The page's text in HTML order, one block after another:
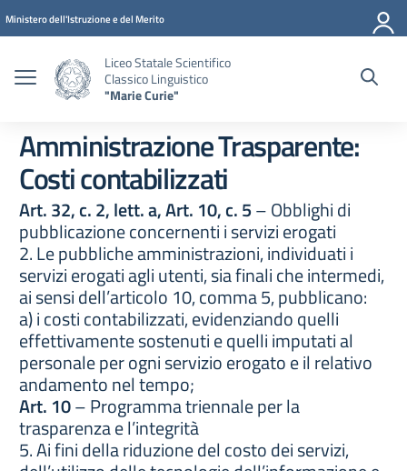
Vai ai contenuti
Vai al menu di navigazione
Vai al footer
Ministero dell'Istruzione e del Merito
Liceo Statale Scientifico
Classico Linguistico
"Marie Curie"
Amministrazione Trasparente:
Costi contabilizzati
Art. 32, c. 2, lett. a, Art. 10, c. 5– Obblighi di
pubblicazione concernenti i servizi erogati
2. Le pubbliche amministrazioni, individuati i
servizi erogati agli utenti, sia finali che intermedi,
ai sensi dell’articolo 10, comma 5, pubblicano:
a) i costi contabilizzati, evidenziando quelli
effettivamente sostenuti e quelli imputati al
personale per ogni servizio erogato e il relativo
andamento nel tempo;
Art. 10– Programma triennale per la
trasparenza e l’integrità
5. Ai fini della riduzione del costo dei servizi,